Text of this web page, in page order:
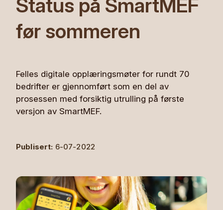
Status på SmartMEF
før sommeren
Felles digitale opplæringsmøter for rundt 70
bedrifter er gjennomført som en del av
prosessen med forsiktig utrulling på første
versjon av SmartMEF.
Publisert: 6-07-2022